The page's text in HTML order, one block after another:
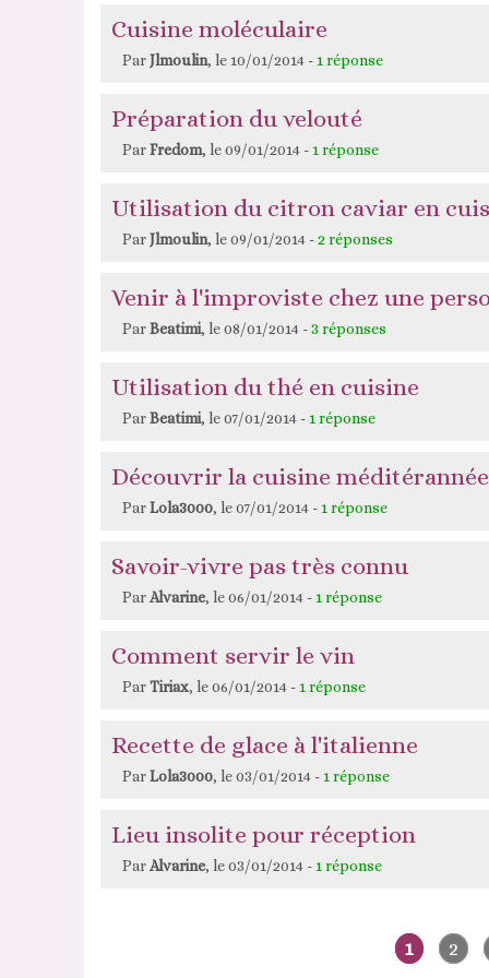
Cuisine moléculaire
ParJlmoulin, le 10/01/2014 -1 réponse
Préparation du velouté
ParFredom, le 09/01/2014 -1 réponse
Utilisation du citron caviar en
ParJlmoulin, le 09/01/2014 -2 réponses
Venir à l'improviste chez une
ParBeatimi, le 08/01/2014 -3 réponses
Utilisation du thé en cuisine
ParBeatimi, le 07/01/2014 -1 réponse
Découvrir la cuisine
ParLola3000, le 07/01/2014 -1 réponse
Savoir-vivre pas très connu
ParAlvarine, le 06/01/2014 -1 réponse
Comment servir le vin
ParTiriax, le 06/01/2014 -1 réponse
Recette de glace à l'italienne
ParLola3000, le 03/01/2014 -1 réponse
Lieu insolite pour réception
ParAlvarine, le 03/01/2014 -1 réponse
1 2